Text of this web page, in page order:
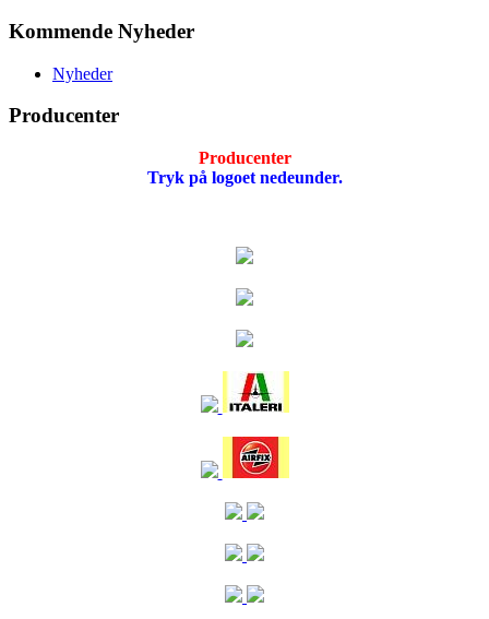
Kommende Nyheder
Nyheder
Producenter
Producenter
Tryk på logoet nedeunder.